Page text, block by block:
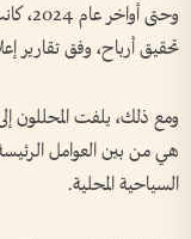
تحقيق أرباح، وفق تقارير
ومع ذلك، يلفت المحللون
هي من بين العوامل الرئيسة
السياحية المحلية.